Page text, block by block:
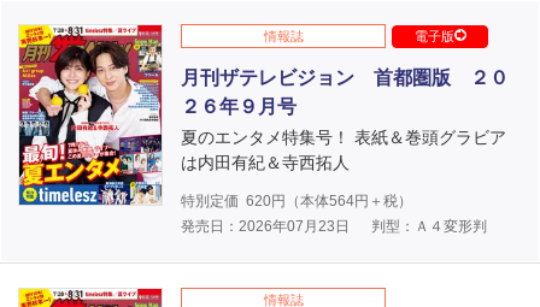
情報誌 電子版
月刊ザテレビジョン 首都圏版 ２０
２６年９月号
夏のエンタメ特集号！ 表紙＆巻頭グラビア
は内田有紀＆寺西拓人
特別定価 620円（本体564円＋税）
発売日：2026年07月23日
判型：Ａ４変形判
情報誌